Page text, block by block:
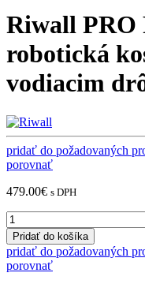
Riwall PRO
robotická
vodiacim
pridať do požadovaných
porovnať
479.00€ s DPH
Riwall
PRO
RRM
650
APP
Pridať do košíka
pridať do požadovaných
porovnať